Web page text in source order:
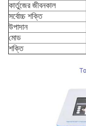
কার্তুজের জীবনকাল
সর্বোচ্চ শক্তি
উপাদান
মোড
শক্তি